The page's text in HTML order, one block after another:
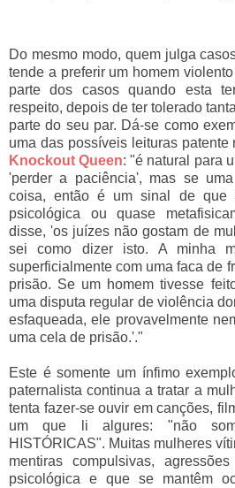
Do mesmo modo, quem julga
tende a preferir um homem
parte dos casos quando esta
respeito, depois de ter tolerado
parte do seu par. Dá-se como
uma das possíveis leituras patente
Knockout Queen: "é natural para
'perder a paciência', mas se
coisa, então é um sinal de que
psicológica ou quase
disse, 'os juízes não gostam de
sei como dizer isto. A minha
superficialmente com uma faca de
prisão. Se um homem tivesse
uma disputa regular de violência
esfaqueada, ele provavelmente
uma cela de prisão.'."
Este é somente um ínfimo
paternalista continua a tratar a
tenta fazer-se ouvir em canções,
um que li algures: "não
HISTÓRICAS". Muitas mulheres
mentiras compulsivas,
psicológica e que se mantêm